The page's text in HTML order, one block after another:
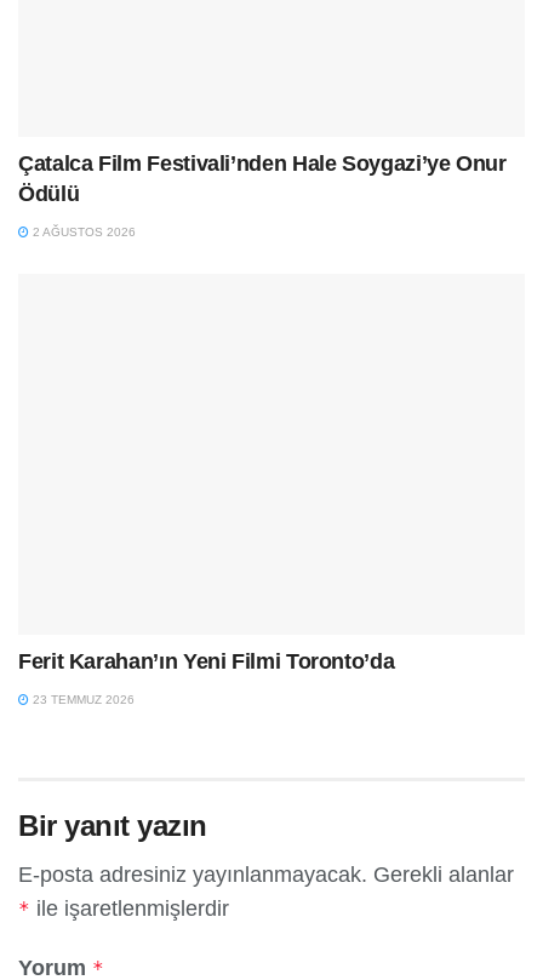
Çatalca Film Festivali’nden Hale Soygazi’ye Onur
Ödülü
2 AĞUSTOS 2026
Ferit Karahan’ın Yeni Filmi Toronto’da
23 TEMMUZ 2026
Bir yanıt yazın
E-posta adresiniz yayınlanmayacak. Gerekli alanlar
* ile işaretlenmişlerdir
Yorum *